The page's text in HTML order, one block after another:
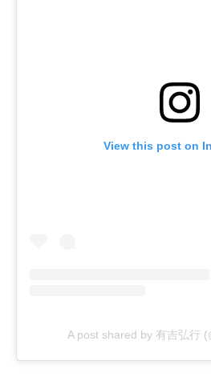
View this post on
A post shared by 有吉弘行